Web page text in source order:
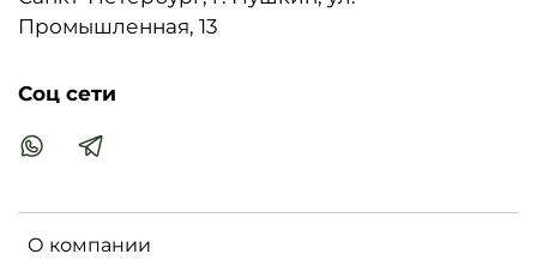
символикой
О компании
Промышленная, 13
Соц сети